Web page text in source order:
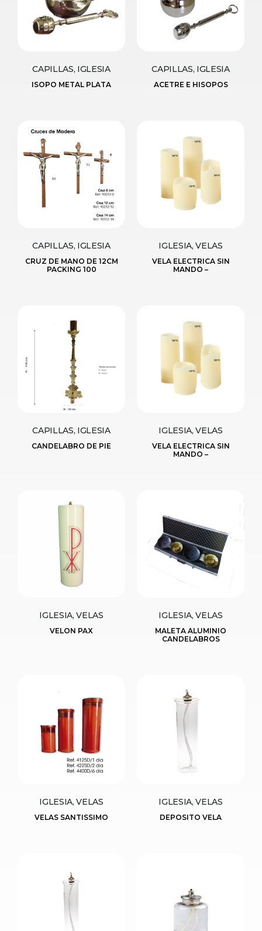
CAPILLAS, IGLESIA
ISOPO METAL PLATA
CAPILLAS, IGLESIA
ACETRE E HISOPOS
CAPILLAS, IGLESIA
CRUZ DE MANO DE 12CM
PACKING 100
IGLESIA, VELAS
VELA ELECTRICA SIN
MANDO –
CAPILLAS, IGLESIA
CANDELABRO DE PIE
IGLESIA, VELAS
VELA ELECTRICA SIN
MANDO –
IGLESIA, VELAS
VELON PAX
IGLESIA, VELAS
MALETA ALUMINIO
CANDELABROS
IGLESIA, VELAS
VELAS SANTISSIMO
IGLESIA, VELAS
DEPOSITO VELA